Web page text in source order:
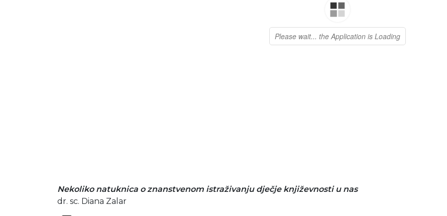
Nekoliko natuknica o znanstvenom istraživanju dječje književnosti u nas
dr. sc. Diana Zalar